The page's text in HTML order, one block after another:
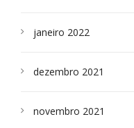
janeiro 2022
dezembro 2021
novembro 2021